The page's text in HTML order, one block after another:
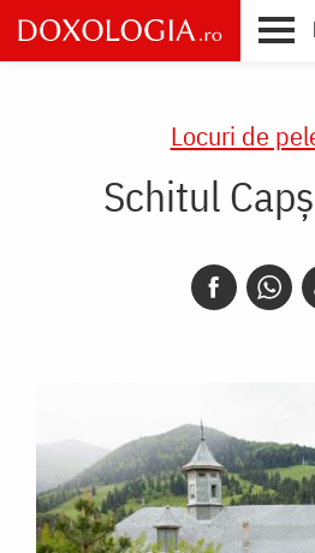
Skip
to
main
Locuri de
Schitul